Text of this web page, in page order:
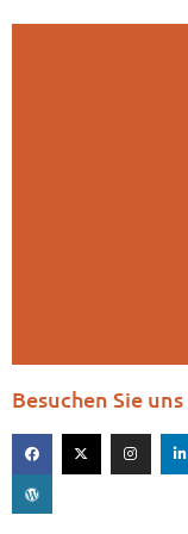
Besuchen Sie